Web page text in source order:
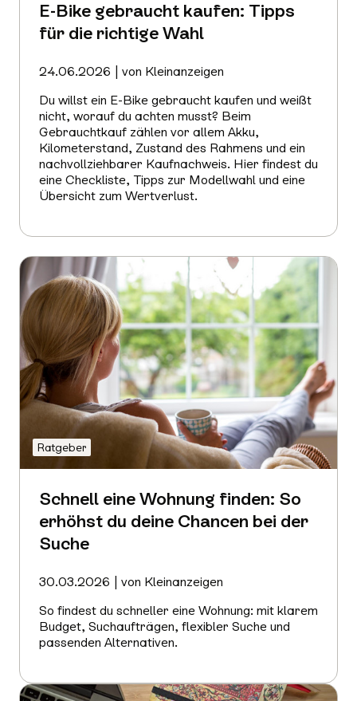
E-Bike gebraucht kaufen: Tipps
für die richtige Wahl
24.06.2026 | von Kleinanzeigen
Du willst ein E-Bike gebraucht kaufen und weißt
nicht, worauf du achten musst? Beim
Gebrauchtkauf zählen vor allem Akku,
Kilometerstand, Zustand des Rahmens und ein
nachvollziehbarer Kaufnachweis. Hier findest du
eine Checkliste, Tipps zur Modellwahl und eine
Übersicht zum Wertverlust.
erfahren
Schnell eine Wohnung finden: So
erhöhst du deine Chancen bei der
Suche
30.03.2026 | von Kleinanzeigen
So findest du schneller eine Wohnung: mit klarem
Budget, Suchaufträgen, flexibler Suche und
passenden Alternativen.
erfahren
Ratgeber